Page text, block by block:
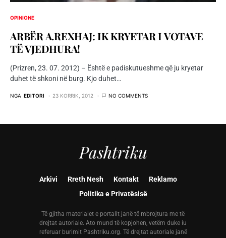
OPINIONE
ARBËR A.REXHAJ: IK KRYETAR I VOTAVE
TË VJEDHURA!
(Prizren, 23. 07. 2012) – Është e padiskutueshme që ju kryetar
duhet të shkoni në burg. Kjo duhet…
NGA EDITORI 23 KORRIK, 2012 NO COMMENTS
Pashtriku
Arkivi Rreth Nesh Kontakt
Reklamo
Politika e Privatësisë
Të gjitha materialet e portalit janë të mbrojtura me të
drejtat autoriale. Ato mund të kopjohen, vetëm duke iu
referuar burimit Pashtriku.org. Të drejtat autoriale janë